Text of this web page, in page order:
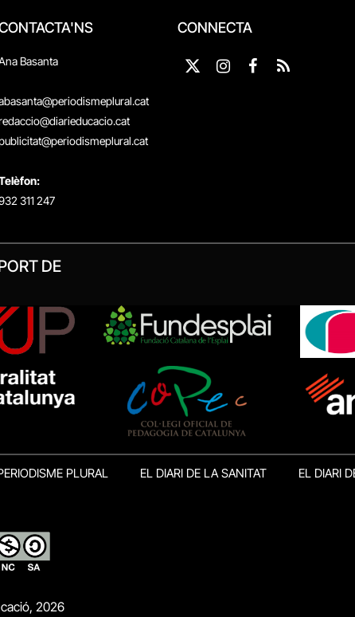
Basanta
311 247
CONNECTA
X
Instagram
Facebook
RSS
DE
PLURAL EL DIARI DE LA SANITAT EL DIARI
2026